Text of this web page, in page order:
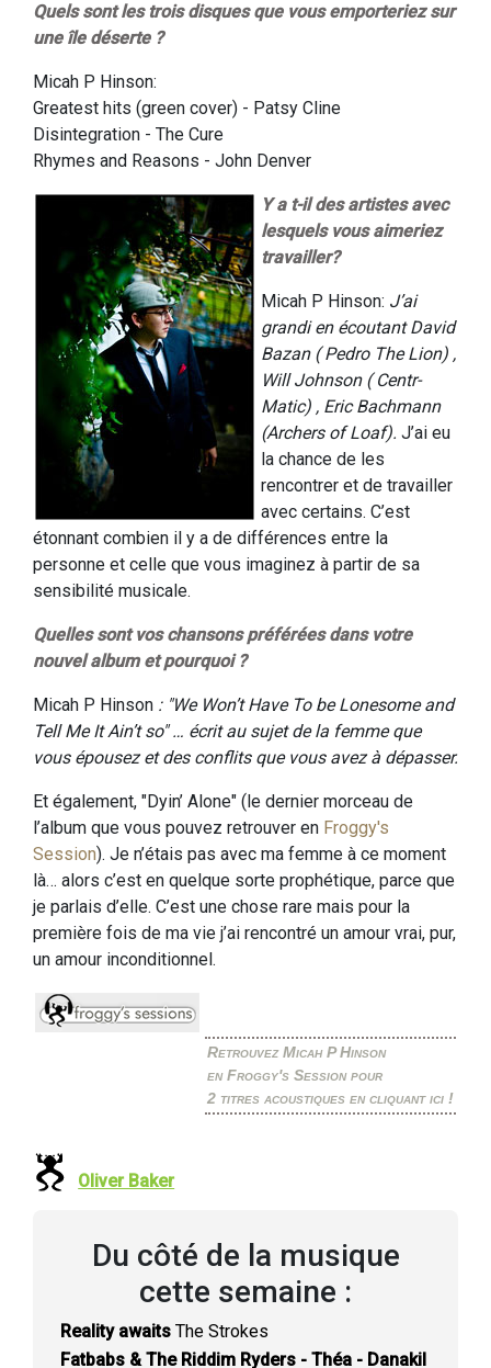
Quels sont les trois disques que vous emporteriez sur
une île déserte ?
Micah P Hinson:
Greatest hits (green cover) - Patsy Cline
Disintegration - The Cure
Rhymes and Reasons - John Denver
Y a t-il des artistes avec
lesquels vous aimeriez
travailler?
Micah P Hinson: J’ai
grandi en écoutant David
Bazan ( Pedro The Lion) ,
Will Johnson ( Centr-
Matic) , Eric Bachmann
(Archers of Loaf). J’ai eu
la chance de les
rencontrer et de travailler
avec certains. C’est
étonnant combien il y a de différences entre la
personne et celle que vous imaginez à partir de sa
sensibilité musicale.
Quelles sont vos chansons préférées dans votre
nouvel album et pourquoi ?
Micah P Hinson : "We Won’t Have To be Lonesome and
Tell Me It Ain’t so" … écrit au sujet de la femme que
vous épousez et des conflits que vous avez à dépasser.
Et également, "Dyin’ Alone" (le dernier morceau de
l’album que vous pouvez retrouver en Froggy's
Session). Je n’étais pas avec ma femme à ce moment
là… alors c’est en quelque sorte prophétique, parce que
je parlais d’elle. C’est une chose rare mais pour la
première fois de ma vie j’ai rencontré un amour vrai, pur,
un amour inconditionnel.
Retrouvez Micah P Hinson
en Froggy's Session pour
2 titres acoustiques en cliquant ici !
Oliver Baker
Du côté de la musique
cette semaine :
Reality awaits The Strokes
Fatbabs & The Riddim Ryders - Théa - Danakil